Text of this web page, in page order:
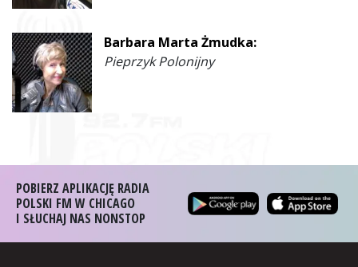
Barbara Marta Żmudka:
Pieprzyk Polonijny
POBIERZ APLIKACJĘ RADIA
POLSKI FM W CHICAGO
I SŁUCHAJ NAS NONSTOP